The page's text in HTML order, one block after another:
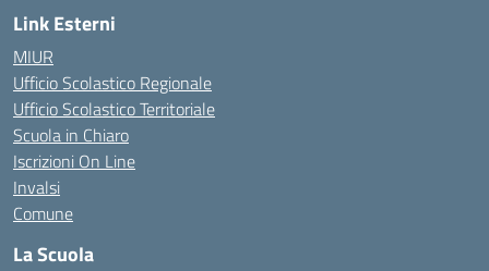
Link Esterni
MIUR
Ufficio Scolastico Regionale
Ufficio Scolastico Territoriale
Scuola in Chiaro
Iscrizioni On Line
Invalsi
Comune
La Scuola